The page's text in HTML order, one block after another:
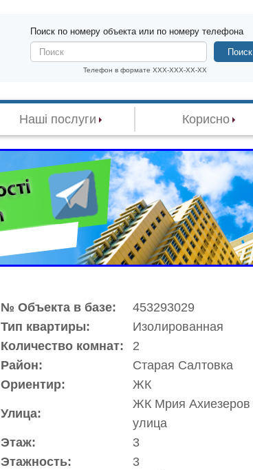
Поиск по номеру объекта или по номеру телефона
Телефон в формате XXX-XXX-XX-XX
Поиск
Наші послуги Корисно
№ Объекта в базе:
453293029
Тип квартиры:
Изолированная
Количество комнат:
2
Район:
Старая Салтовка
Ориентир:
ЖК
Улица:
ЖК Мрия Ахиезеров
улица
Этаж:
3
Этажность:
3